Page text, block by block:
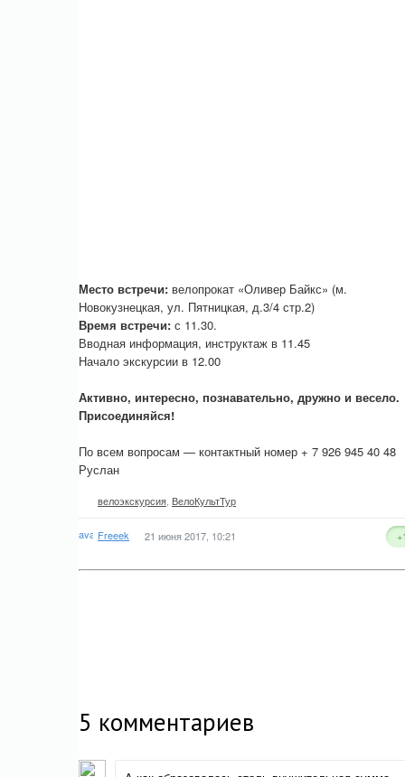
Место встречи: велопрокат «Оливер Байкс» (м.
Новокузнецкая, ул. Пятницкая, д.3/4 стр.2)
Время встречи: с 11.30.
Вводная информация, инструктаж в 11.45
Начало экскурсии в 12.00
Активно, интересно, познавательно, дружно и весело.
Присоединяйся!
По всем вопросам — контактный номер + 7 926 945 40 48
Руслан
велоэкскурсия ВелоКультТур
Freeek 21 июня 2017, 10:21
5 комментариев